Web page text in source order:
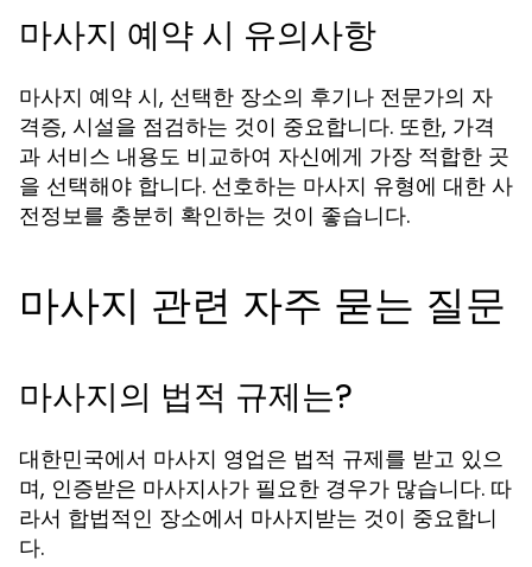
마사지 예약 시 유의사항
마사지 예약 시, 선택한 장소의 후기나 전문가의 자
격증, 시설을 점검하는 것이 중요합니다. 또한, 가격
과 서비스 내용도 비교하여 자신에게 가장 적합한 곳
을 선택해야 합니다. 선호하는 마사지 유형에 대한 사
전정보를 충분히 확인하는 것이 좋습니다.
마사지 관련 자주 묻는 질문
마사지의 법적 규제는?
대한민국에서 마사지 영업은 법적 규제를 받고 있으
며, 인증받은 마사지사가 필요한 경우가 많습니다. 따
라서 합법적인 장소에서 마사지받는 것이 중요합니
다.